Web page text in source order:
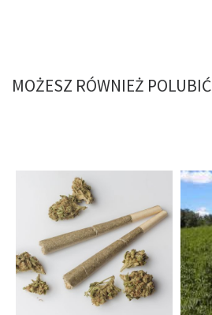
MOŻESZ RÓWNIEŻ POLUBIĆ